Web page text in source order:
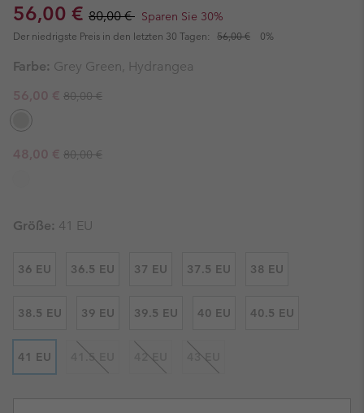
Sale price:
56,00 € Regular price:
80,00 € Sparen Sie 30%
Der niedrigste Preis in den letzten 30 Tagen: 56,00 € 0%
Farbe: Grey Green, Hydrangea
Sale price:
56,00 € Regular price:
80,00 €
Sale price:
48,00 € Regular price:
80,00 €
Größe: 41 EU
36 EU 36.5 EU 37 EU 37.5 EU 38 EU
38.5 EU 39 EU 39.5 EU 40 EU 40.5 EU
41 EU 41.5 EU 42 EU 43 EU